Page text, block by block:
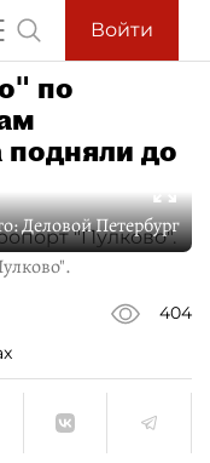
Войти
по
до
Деловой Петербург
404